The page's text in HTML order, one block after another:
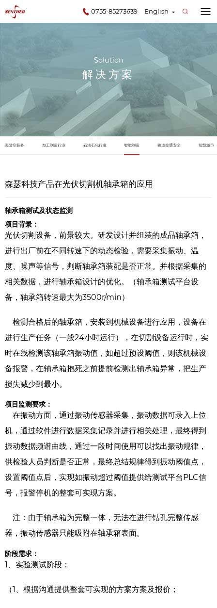
English
0755-85273639
Solution
解决方案
海陆空装备 加工制造行业 石油石化行业 智能制造 轨道交通安全 智慧城市
森瑟科技产品在光伏切割机轴承箱的应用
轴承箱测试及状态监测
项目背景：
光伏切割设备，前景较大。研发设计并组装的成品轴承箱，
进行出厂前在不同转速下的动态检验，需要采集振动、温
度、噪声等信号，判断轴承箱装配是否正常。并根据采集的
相关数据，进行轴承箱设计的优化。（轴承箱测试平台设
备，轴承箱转速最大为3500r/min）
检测合格后的轴承箱，安装到机械设备进行应用，设备在
进行生产任务（一般24小时运行），在切割设备运行时，实
时在线检测该轴承箱振动值，如超过预设阈值，则该机械设
备报警，在轴承箱抱死之前提前检测出轴承箱异常，把生产
损失减少到最小。
项目监测要求：
在振动方面，通过振动传感器采集，振动数据可录入上位
机，通过软件进行数据采集记录并进行相关处理，最终得到
振动数据频谱曲线，通过一段时间使用可以找出振动规律，
供检验人员判断是否正常，最终总结规律得到振动阈值点，
设置阈值点后，实现如振动超过阈值提供给测试平台PLC信
号，报警停机的整套可实现方案。
注：由于轴承箱为完整一体，无法在进行钻孔完整传感
器，振动传感器只能吸附在轴承箱表面。
阶段需求：
1、实验测试阶段：
（1、根据沟通提供整套可实现的方案方案及报价；